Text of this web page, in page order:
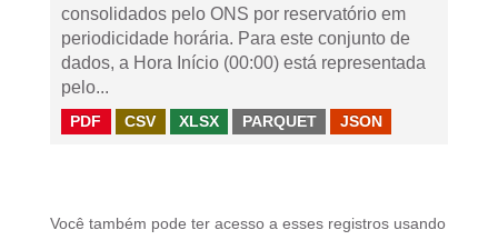
consolidados pelo ONS por reservatório em
periodicidade horária. Para este conjunto de
dados, a Hora Início (00:00) está representada
pelo...
PDF CSV XLSX PARQUET JSON
Você também pode ter acesso a esses registros usando